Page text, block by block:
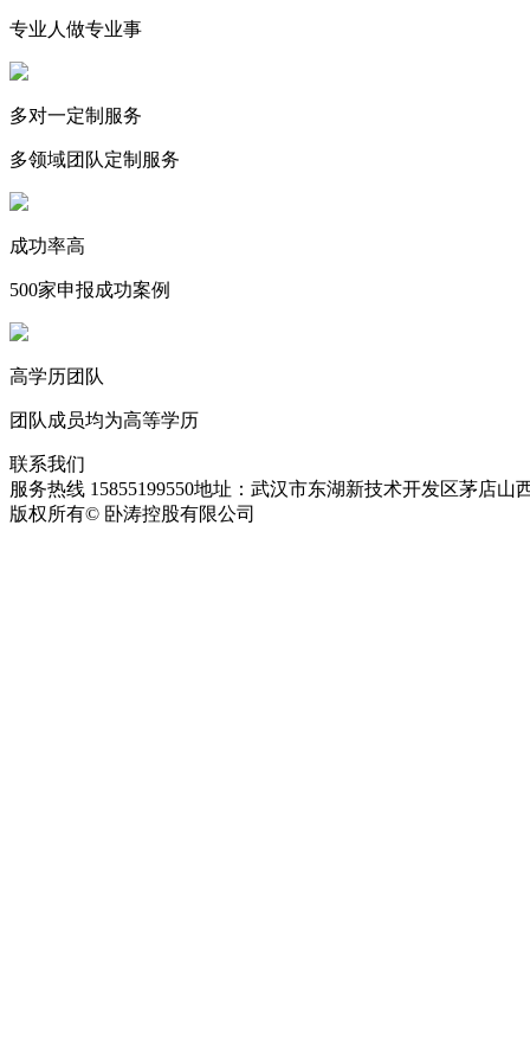
专业人做专业事
多对一定制服务
多领域团队定制服务
成功率高
500家申报成功案例
高学历团队
团队成员均为高等学历
联系我们
服务热线 15855199550地址：武汉市东湖新技术开发区茅店山
版权所有© 卧涛控股有限公司